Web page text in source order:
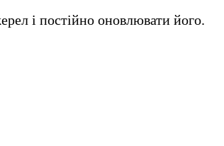
і постійно оновлювати його.